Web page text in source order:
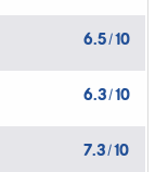
6.5/10
6.3/10
7.3/10